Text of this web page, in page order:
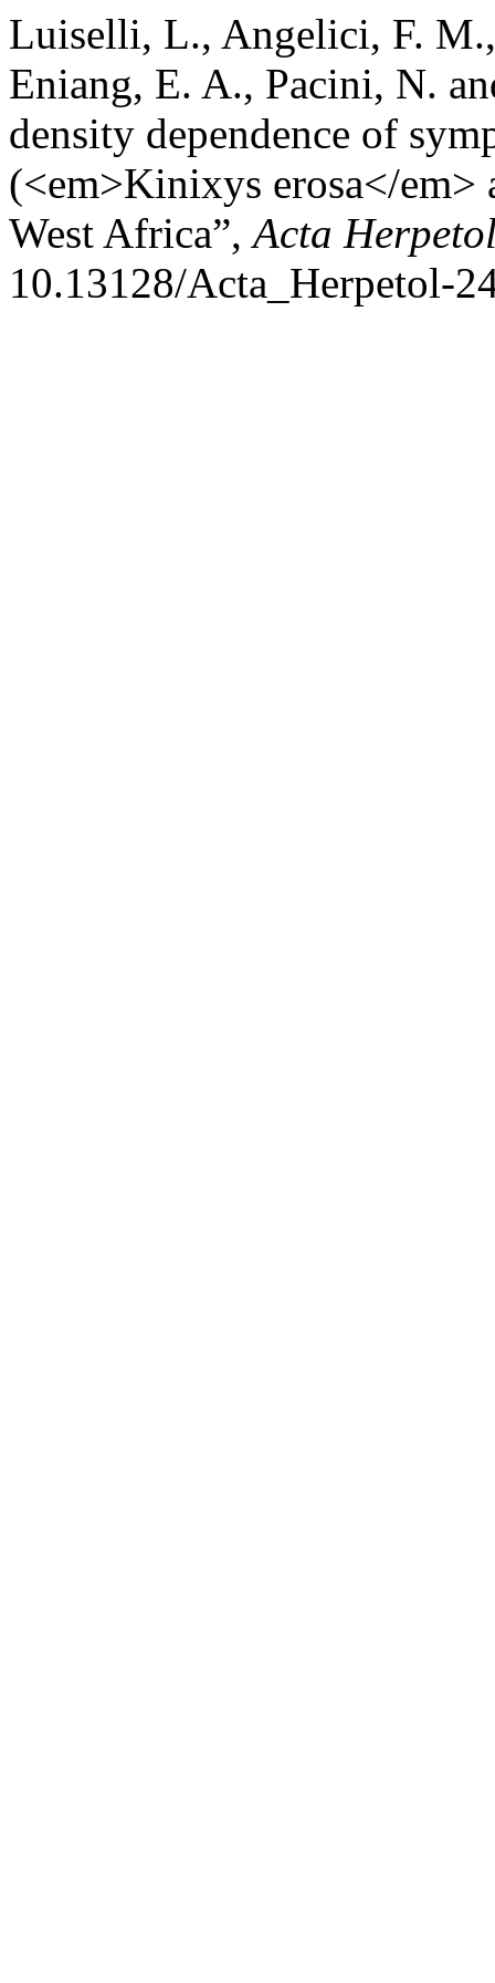
Luiselli, L., Angelici, F.
Eniang, E. A., Pacini, N.
density dependence of
(<em>Kinixys erosa</em>
West Africa”,Acta
10.13128/Acta_Herpetol-